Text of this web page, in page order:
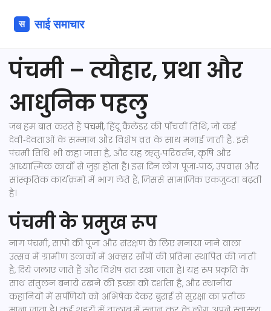
पंचमी – त्यौहार, प्रथा और
आधुनिक पहलु
जब हम बात करते हैंपंचमी,हिंदू कैलेंडर की पाँचवीं तिथि, जो कई
देवी‑देवताओं के सम्मान और विशेष व्रत के साथ मनाई जाती है. इसे
पंचमी तिथि भी कहा जाता है, और यह ऋतु‑परिवर्तन, कृषि और
आध्यात्मिक कार्यों से जुड़ा होता है। इस दिन लोग पूजा‑पाठ, उपवास और
सांस्कृतिक कार्यक्रमों में भाग लेते हैं, जिससे सामाजिक एकजुटता बढ़ती
है।
पंचमी के प्रमुख रूप
नाग पंचमी, सापों की पूजा और संरक्षण के लिए मनाया जाने वाला
उत्सवमें ग्रामीण इलाकों में अक्सर साँपों की प्रतिमा स्थापित की जाती
है, दिये जलाए जाते हैं और विशेष व्रत रखा जाता है। यह रूप प्रकृति के
साथ संतुलन बनाये रखने की इच्छा को दर्शाता है, और स्थानीय
कहानियों में सर्पणियों को अभिषेक देकर बुराई से सुरक्षा का प्रतीक